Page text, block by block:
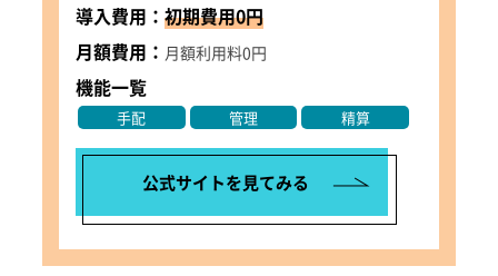
導入費用： 初期費用0円
月額費用： 月額利用料0円
機能一覧
手配 管理 精算
公式サイトを見てみる